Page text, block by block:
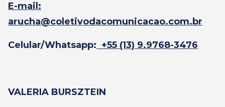
E-mail:
arucha@coletivodacomunicacao.com.br
Celular/Whatsapp: +55 (13) 9.9768-3476
VALERIA BURSZTEIN